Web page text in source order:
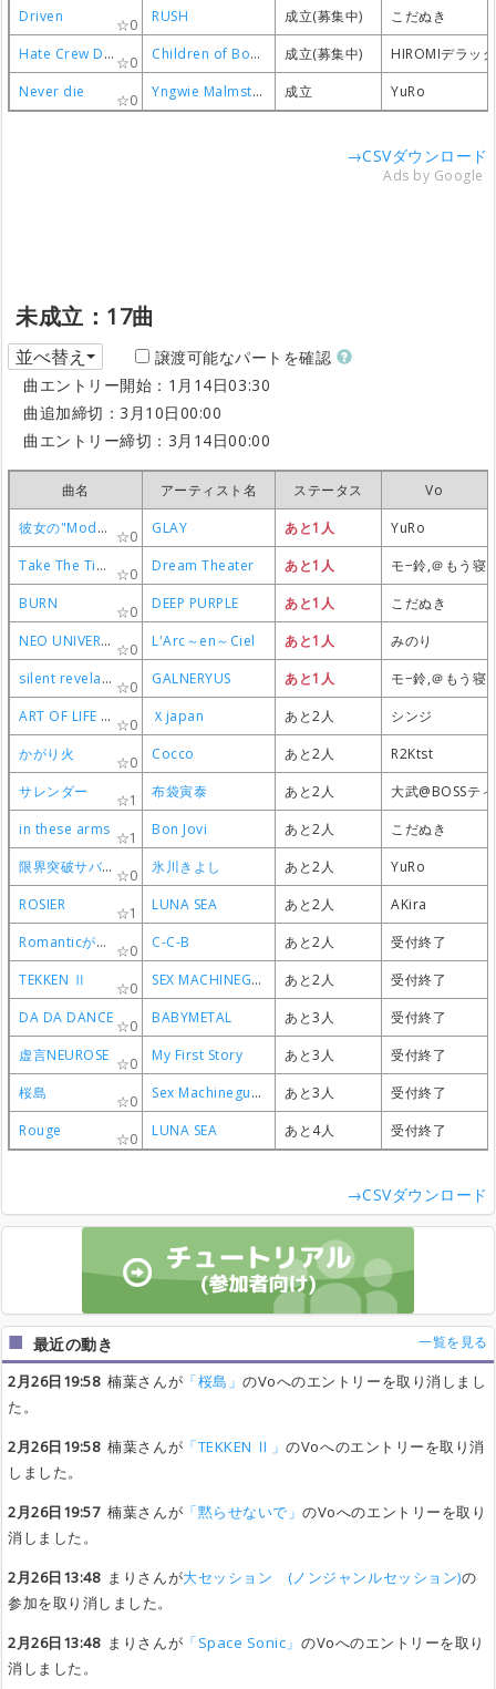
Driven 0 RUSH 成立(募集中)
こだぬき
Hate Crew Deathroll
0 Children of Bodom 成立(募集中)
HIROMIデラッ
Never die
0 Yngwie Malmsteen 成立 YuRo
Driven 0 RUSH 成立(募集中)
こだぬき
Hate Crew Deathroll
0 Children of Bodom 成立(募集中)
HIROMIデラッ
Never die
0 Yngwie Malmsteen 成立 YuRo
Driven 0 RUSH 成立(募集中)
こだぬき
Hate Crew Deathroll
0 Children of Bodom 成立(募集中)
HIROMIデラッ
Never die
0 Yngwie Malmsteen 成立 YuRo
Driven 0 RUSH 成立(募集中)
こだぬき
Hate Crew Deathroll
0 Children of Bodom 成立(募集中)
HIROMIデラッ
Never die
0 Yngwie Malmsteen 成立 YuRo
→CSVダウンロード
Ads by Google
未成立：17曲
並べ替え
譲渡可能なパートを確認
曲エントリー開始：1月14日03:30
曲追加締切：3月10日00:00
曲エントリー締切：3月14日00:00
曲名 アーティスト名 ステータス
Vo
彼女の"Modern..."
0 GLAY あと1人
YuRo
Take The Time
0 Dream Theater あと1人
モ−鈴,＠もう寝
BURN
0 DEEP PURPLE あと1人
こだぬき
NEO UNIVERSE
0 L'Arc～en～Ciel あと1人
みのり
silent revelation
0 GALNERYUS あと1人
モ−鈴,＠もう寝
ART OF LIFE (～15:00まで)
0 Ｘjapan あと2人
シンジ
かがり火
0 Cocco あと2人
R2Ktst
サレンダー
1 布袋寅泰 あと2人
大武@BOSSテ
in these arms
1 Bon Jovi あと2人
こだぬき
限界突破サバイバー
0 氷川きよし あと2人
YuRo
ROSIER
1 LUNA SEA あと2人
AKira
Romanticが止まらない
0 C-C-B あと2人
受付終了
TEKKEN Ⅱ
0 SEX MACHINEGUNS あと2人
受付終了
DA DA DANCE
0 BABYMETAL あと3人
受付終了
虚言NEUROSE
0 My First Story あと3人
受付終了
桜島
0 Sex Machineguns あと3人
受付終了
Rouge
0 LUNA SEA あと4人 受付終了
曲名 アーティスト名 ステータス
Vo
彼女の"Modern..."
0 GLAY あと1人
YuRo
Take The Time
0 Dream Theater あと1人
モ−鈴,＠もう寝
BURN
0 DEEP PURPLE あと1人
こだぬき
NEO UNIVERSE
0 L'Arc～en～Ciel あと1人
みのり
silent revelation
0 GALNERYUS あと1人
モ−鈴,＠もう寝
ART OF LIFE (～15:00まで)
0 Ｘjapan あと2人
シンジ
かがり火
0 Cocco あと2人
R2Ktst
サレンダー
1 布袋寅泰 あと2人
大武@BOSSテ
in these arms
1 Bon Jovi あと2人
こだぬき
限界突破サバイバー
0 氷川きよし あと2人
YuRo
ROSIER
1 LUNA SEA あと2人
AKira
Romanticが止まらない
0 C-C-B あと2人
受付終了
TEKKEN Ⅱ
0 SEX MACHINEGUNS あと2人
受付終了
DA DA DANCE
0 BABYMETAL あと3人
受付終了
虚言NEUROSE
0 My First Story あと3人
受付終了
桜島
0 Sex Machineguns あと3人
受付終了
Rouge
0 LUNA SEA あと4人 受付終了
曲名 アーティスト名 ステータス
Vo
彼女の"Modern..."
0 GLAY あと1人
YuRo
Take The Time
0 Dream Theater あと1人
モ−鈴,＠もう寝
BURN
0 DEEP PURPLE あと1人
こだぬき
NEO UNIVERSE
0 L'Arc～en～Ciel あと1人
みのり
silent revelation
0 GALNERYUS あと1人
モ−鈴,＠もう寝
ART OF LIFE (～15:00まで)
0 Ｘjapan あと2人
シンジ
かがり火
0 Cocco あと2人
R2Ktst
サレンダー
1 布袋寅泰 あと2人
大武@BOSSテ
in these arms
1 Bon Jovi あと2人
こだぬき
限界突破サバイバー
0 氷川きよし あと2人
YuRo
ROSIER
1 LUNA SEA あと2人
AKira
Romanticが止まらない
0 C-C-B あと2人
受付終了
TEKKEN Ⅱ
0 SEX MACHINEGUNS あと2人
受付終了
DA DA DANCE
0 BABYMETAL あと3人
受付終了
虚言NEUROSE
0 My First Story あと3人
受付終了
桜島
0 Sex Machineguns あと3人
受付終了
Rouge
0 LUNA SEA あと4人 受付終了
曲名 アーティスト名 ステータス
Vo
彼女の"Modern..."
0 GLAY あと1人
YuRo
Take The Time
0 Dream Theater あと1人
モ−鈴,＠もう寝
BURN
0 DEEP PURPLE あと1人
こだぬき
NEO UNIVERSE
0 L'Arc～en～Ciel あと1人
みのり
silent revelation
0 GALNERYUS あと1人
モ−鈴,＠もう寝
ART OF LIFE (～15:00まで)
0 Ｘjapan あと2人
シンジ
かがり火
0 Cocco あと2人
R2Ktst
サレンダー
1 布袋寅泰 あと2人
大武@BOSSテ
in these arms
1 Bon Jovi あと2人
こだぬき
限界突破サバイバー
0 氷川きよし あと2人
YuRo
ROSIER
1 LUNA SEA あと2人
AKira
Romanticが止まらない
0 C-C-B あと2人
受付終了
TEKKEN Ⅱ
0 SEX MACHINEGUNS あと2人
受付終了
DA DA DANCE
0 BABYMETAL あと3人
受付終了
虚言NEUROSE
0 My First Story あと3人
受付終了
桜島
0 Sex Machineguns あと3人
受付終了
Rouge
0 LUNA SEA あと4人 受付終了
→CSVダウンロード
最近の動き 一覧を見る
2月26日19:58楠葉さんが 「桜島」のVoへのエントリーを取り消しまし
た。
2月26日19:58楠葉さんが 「TEKKEN Ⅱ」のVoへのエントリーを取り消
しました。
2月26日19:57楠葉さんが 「黙らせないで」のVoへのエントリーを取り
消しました。
2月26日13:48まりさんが大セッション (ノンジャンルセッション)の
参加を取り消しました。
2月26日13:48まりさんが 「Space Sonic」のVoへのエントリーを取り
消しました。